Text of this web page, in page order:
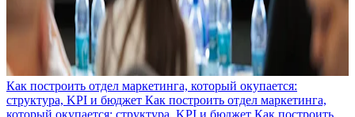
Как построить отдел маркетинга, который окупается:
структура, KPI и бюджет Как построить отдел маркетинга,
который окупается: структура, KPI и бюджет Как построить